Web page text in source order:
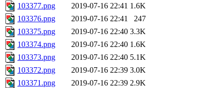
103377.png
2019-07-16 22:41 1.6K
103376.png
2019-07-16 22:41
247
103375.png
2019-07-16 22:40 3.3K
103374.png
2019-07-16 22:40 1.6K
103373.png
2019-07-16 22:40 5.1K
103372.png
2019-07-16 22:39 3.0K
103371.png
2019-07-16 22:39 2.9K